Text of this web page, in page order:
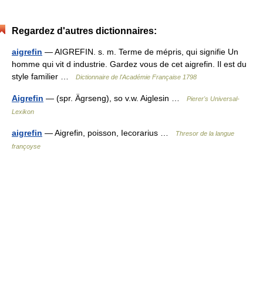
Regardez d'autres dictionnaires:
aigrefin — AIGREFIN. s. m. Terme de mépris, qui signifie Un
homme qui vit d industrie. Gardez vous de cet aigrefin. Il est du
style familier …
Dictionnaire de l'Académie Française 1798
Aigrefin — (spr. Ägrseng), so v.w. Aiglesin …
Pierer's Universal-
Lexikon
aigrefin — Aigrefin, poisson, Iecorarius …
Thresor de la langue
françoyse